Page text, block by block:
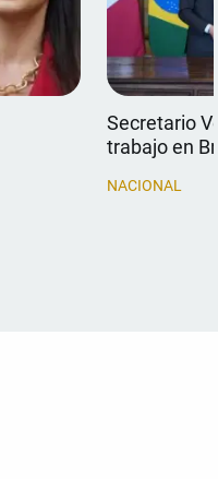
Secretario
trabajo en
NACIONAL